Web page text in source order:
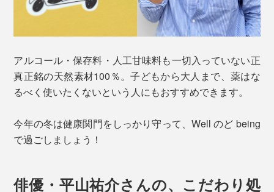
アルコール・保存料・人工甘味料も一切入っていない正
真正銘の天然素材100％。子どもから大人まで、薬はな
るべく使いたくないという人にもおすすめできます。
今年の冬は健康関門をしっかり守って、Well のど being
で過ごしましょう！
俳優・平山祐介さんの、こだわり処